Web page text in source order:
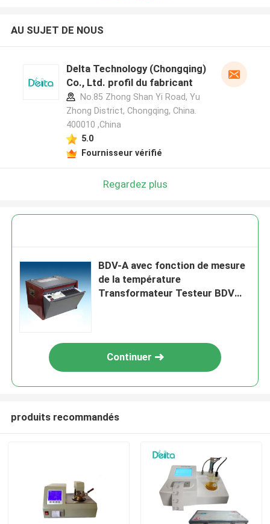
AU SUJET DE NOUS
Delta Technology (Chongqing)
Co., Ltd. profil du fabricant
No.85 Zhong Shan Yi Road, Yu
Zhong District, Chongqing, China.
400010 ,China
5.0
Fournisseur vérifié
Regardez plus
BDV-A avec fonction de mesure
de la température
Transformateur Testeur BDV
Continuer
produits recommandés